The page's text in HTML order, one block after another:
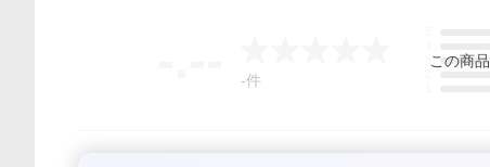
-件
この商品